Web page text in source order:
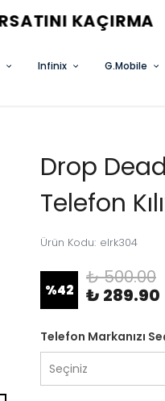
Infinix G.Mobile
Drop
Telefon
Ürün Kodu: elrk304
%42
₺ 500.00
₺ 289.90
Telefon Markanızı
Seçiniz